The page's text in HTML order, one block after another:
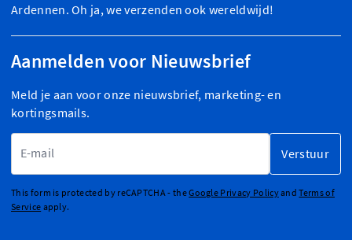
Ardennen. Oh ja, we verzenden ook wereldwijd!
Aanmelden voor Nieuwsbrief
Meld je aan voor onze nieuwsbrief, marketing- en
kortingsmails.
Verstuur
This form is protected by reCAPTCHA - theGoogle Privacy PolicyandTerms of
Service apply.